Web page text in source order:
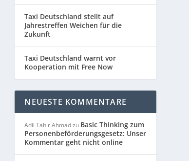
Taxi Deutschland stellt auf
Jahrestreffen Weichen für die
Zukunft
Taxi Deutschland warnt vor
Kooperation mit Free Now
NEUESTE KOMMENTARE
Adil Tahir Ahmadzu Basic Thinking zum
Personenbeförderungsgesetz: Unser
Kommentar geht nicht online